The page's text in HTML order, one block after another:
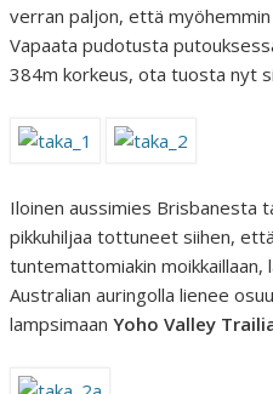
verran paljon, että
Vapaata pudotusta
384m korkeus, ota tuosta nyt
Iloinen aussimies Brisbanesta
pikkuhiljaa tottuneet siihen,
tuntemattomiakin
Australian auringolla lienee
lampsimaan Yoho Valley